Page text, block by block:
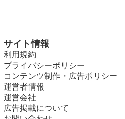
サイト情報
利用規約
プライバシーポリシー
コンテンツ制作・広告ポリシー
運営者情報
運営会社
広告掲載について